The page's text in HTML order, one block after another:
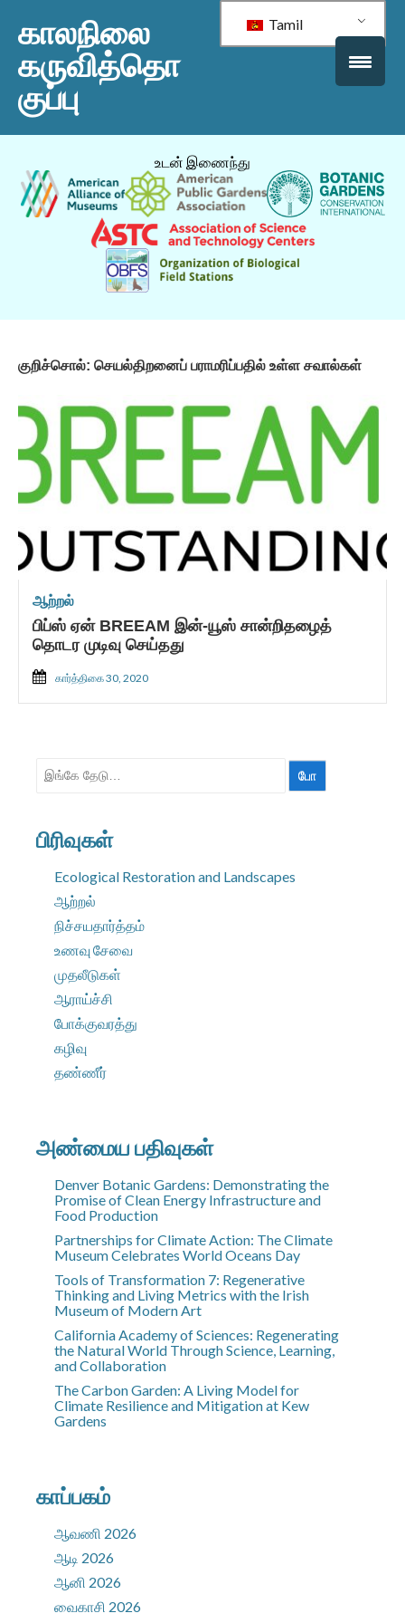
காலநிலை
கருவித்தொ
குப்பு
Tamil
உடன் இணைந்து
குறிச்சொல்: செயல்திறனைப் பராமரிப்பதில் உள்ள சவால்கள்
ஆற்றல்
பிப்ஸ் ஏன் BREEAM இன்-யூஸ் சான்றிதழைத்
தொடர முடிவு செய்தது
கார்த்திகை 30, 2020
தேட:
பிரிவுகள்
Ecological Restoration and Landscapes
ஆற்றல்
நிச்சயதார்த்தம்
உணவு சேவை
முதலீடுகள்
ஆராய்ச்சி
போக்குவரத்து
கழிவு
தண்ணீர்
அண்மைய பதிவுகள்
Denver Botanic Gardens: Demonstrating the
Promise of Clean Energy Infrastructure and
Food Production
Partnerships for Climate Action: The Climate
Museum Celebrates World Oceans Day
Tools of Transformation 7: Regenerative
Thinking and Living Metrics with the Irish
Museum of Modern Art
California Academy of Sciences: Regenerating
the Natural World Through Science, Learning,
and Collaboration
The Carbon Garden: A Living Model for
Climate Resilience and Mitigation at Kew
Gardens
காப்பகம்
ஆவணி 2026
ஆடி 2026
ஆனி 2026
வைகாசி 2026